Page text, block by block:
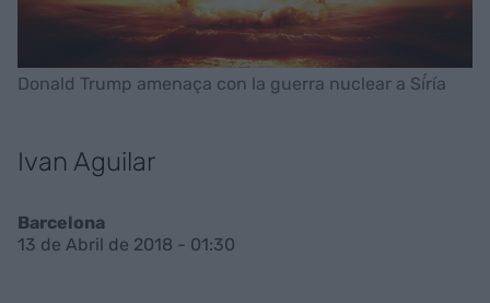
Donald Trump amenaça con la guerra nuclear a Sí́ría
Ivan Aguilar
Barcelona
13 de Abril de 2018 - 01:30